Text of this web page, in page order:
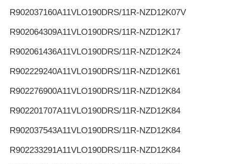
R902037160A11VLO190DRS/11R-NZD12K07V
R902064309A11VLO190DRS/11R-NZD12K17
R902061436A11VLO190DRS/11R-NZD12K24
R902229240A11VLO190DRS/11R-NZD12K61
R902276900A11VLO190DRS/11R-NZD12K84
R902201707A11VLO190DRS/11R-NZD12K84
R902037543A11VLO190DRS/11R-NZD12K84
R902233291A11VLO190DRS/11R-NZD12K84